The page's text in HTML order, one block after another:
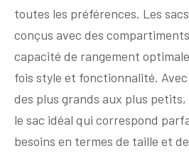
toutes les préférences. Les
conçus avec des
capacité de rangement
fois style et fonctionnalité.
des plus grands aux plus
le sac idéal qui correspond
besoins en termes de taille et